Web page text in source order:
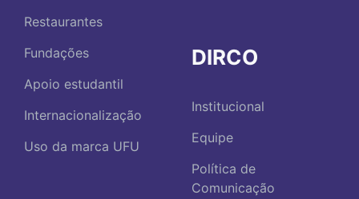
Restaurantes
Fundações
Apoio estudantil
Internacionalização
Uso da marca UFU
DIRCO
Institucional
Equipe
Política de
Comunicação